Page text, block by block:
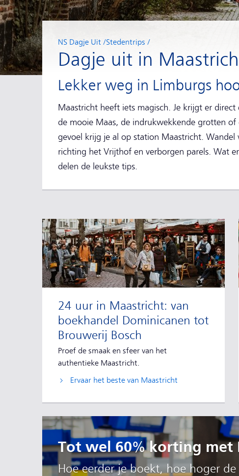
NS Dagje Uit Stedentrips
Dagje uit in
Lekker weg in Limburgs
Maastricht heeft iets magisch. Je krijgt er
de mooie Maas, de indrukwekkende grotten
gevoel krijg je al op station Maastricht.
richting het Vrijthof en verborgen parels. Wat
delen de leukste tips.
24 uur in Maastricht: van
boekhandel Dominicanen tot
Brouwerij Bosch
Proef de smaak en sfeer van het
authentieke Maastricht.
Ervaar het beste van Maastricht
Tot wel 60% korting met
Hoe eerder je boekt, hoe hoger